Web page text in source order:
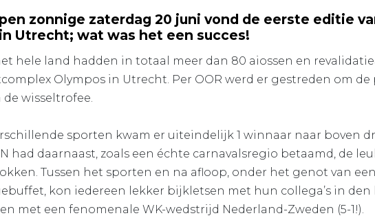
zonnige zaterdag 20 juni vond de eerste editie
Utrecht; wat was het een succes!
hele land hadden in totaal meer dan 80 aiossen en
Olympos in Utrecht. Per OOR werd er gestreden om de
wisseltrofee.
sporten kwam er uiteindelijk 1 winnaar naar boven
had daarnaast, zoals een échte carnavalsregio betaamd, de
Tussen het sporten en na afloop, onder het genot van
kon iedereen lekker bijkletsen met hun collega’s in den
met een fenomenale WK-wedstrijd Nederland-Zweden (5-1!).